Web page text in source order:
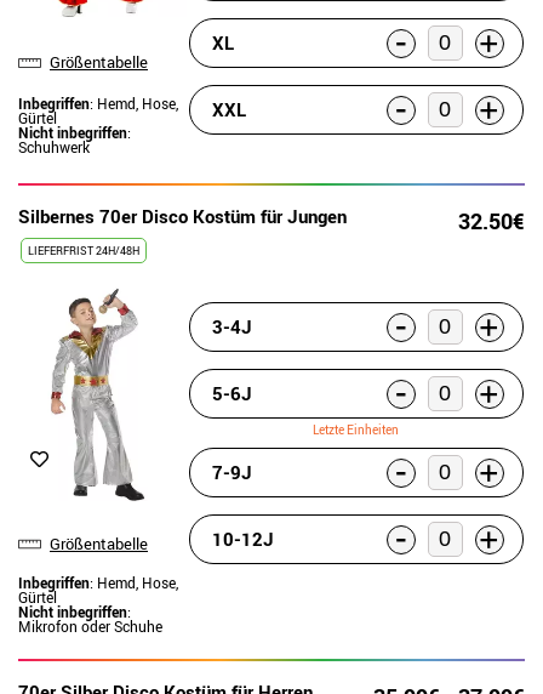
Größentabelle
Inbegriffen: Hemd, Hose,
Gürtel
Nicht inbegriffen:
Schuhwerk
XL - +
XXL - +
Silbernes 70er Disco Kostüm für Jungen 32.50€
LIEFERFRIST 24H/48H
Größentabelle
Inbegriffen: Hemd, Hose,
Gürtel
Nicht inbegriffen:
Mikrofon oder Schuhe
3-4J - +
5-6J - +
Letzte Einheiten
7-9J - +
10-12J - +